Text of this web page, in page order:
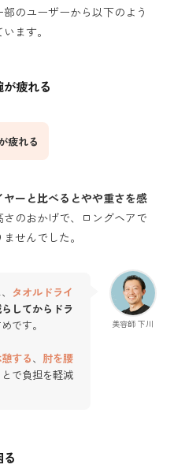
のユーザーから以下のよう
ます。
疲れる
疲れる
ヤーと比べるとやや重さを感
のおかげで、ロングヘアで
せんでした。
美容師 下川
タオルドライ
してからドラ
です。
する、 肘を腰
で負担を軽減